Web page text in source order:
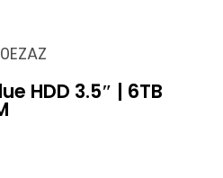
HDD 3.5″ | 6TB